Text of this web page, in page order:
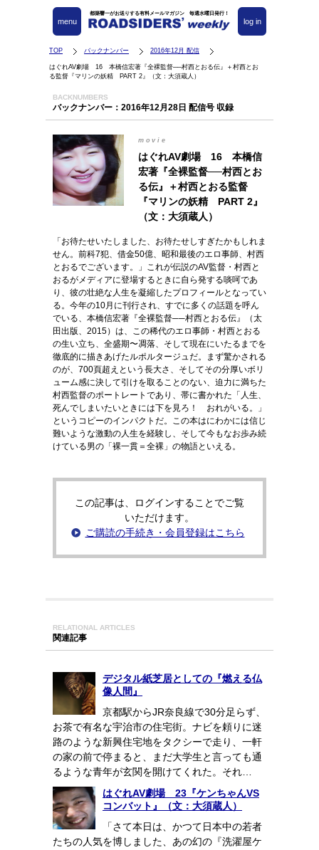
都築響一がお送りする有料メールマガジン 毎週水曜日発行！
log in
menu
TOP バックナンバー 2016年12月 配信
はぐれAV劇場 16 本橋信宏著『全裸監督──村西とおる伝』＋村西とお
る監督『マリンの妖精 PART 2』（文：大須蔵人）
BACKNUMBERS
バックナンバー：2016年12月28日 配信号 収録
movie
はぐれAV劇場 16 本橋信
宏著『全裸監督──村西とお
る伝』＋村西とおる監督
『マリンの妖精 PART 2』
（文：大須蔵人）
「お待たせいたしました、お待たせしすぎたかもしれま
せん。前科7犯、借金50億、昭和最後のエロ事師、村西
とおるでございます。」これが伝説のAV監督・村西と
おるがメディアに登場するときに自ら発する啖呵であ
り、彼の壮絶な人生を凝縮したプロフィールとなってい
る。今年の10月に刊行され、すでに多くの話題を呼ん
でいる、本橋信宏著『全裸監督──村西とおる伝』（太
田出版、2015）は、この稀代のエロ事師・村西とおる
の生い立ち、全盛期〜凋落、そして現在にいたるまでを
徹底的に描きあげたルポルタージュだ。まず驚かされる
のが、700頁超えという長大さ、そしてその分厚いボリ
ューム感に決して引けを取ることのない、迫力に満ちた
村西監督のポートレートであり、帯に書かれた「人生、
死んでしまいたいときには下を見ろ！ おれがいる。」
というコピーのインパクトだ。この本はにわかには信じ
難いような激動の人生を経験し、そして今もなお歩み続
けている男の「裸一貫＝全裸」の物語といえる。
この記事は、ログインすることでご覧
いただけます。
ご購読の手続き・会員登録はこちら
RELATIONAL ARTICLES
関連記事
デジタル紙芝居としての『燃える仏
像人間』
京都駅からJR奈良線で30分足らず、
お茶で有名な宇治市の住宅街。ナビを頼りに迷
路のような新興住宅地をタクシーで走り、一軒
の家の前で停まると、まだ大学生と言っても通
るような青年が玄関を開けてくれた。それ…
はぐれAV劇場 23『ケンちゃんVS
コンバット』（文：大須蔵人）
「さて本日は、かつて日本中の若者
たちの人気を博しました、あの幻の『洗濯屋ケ